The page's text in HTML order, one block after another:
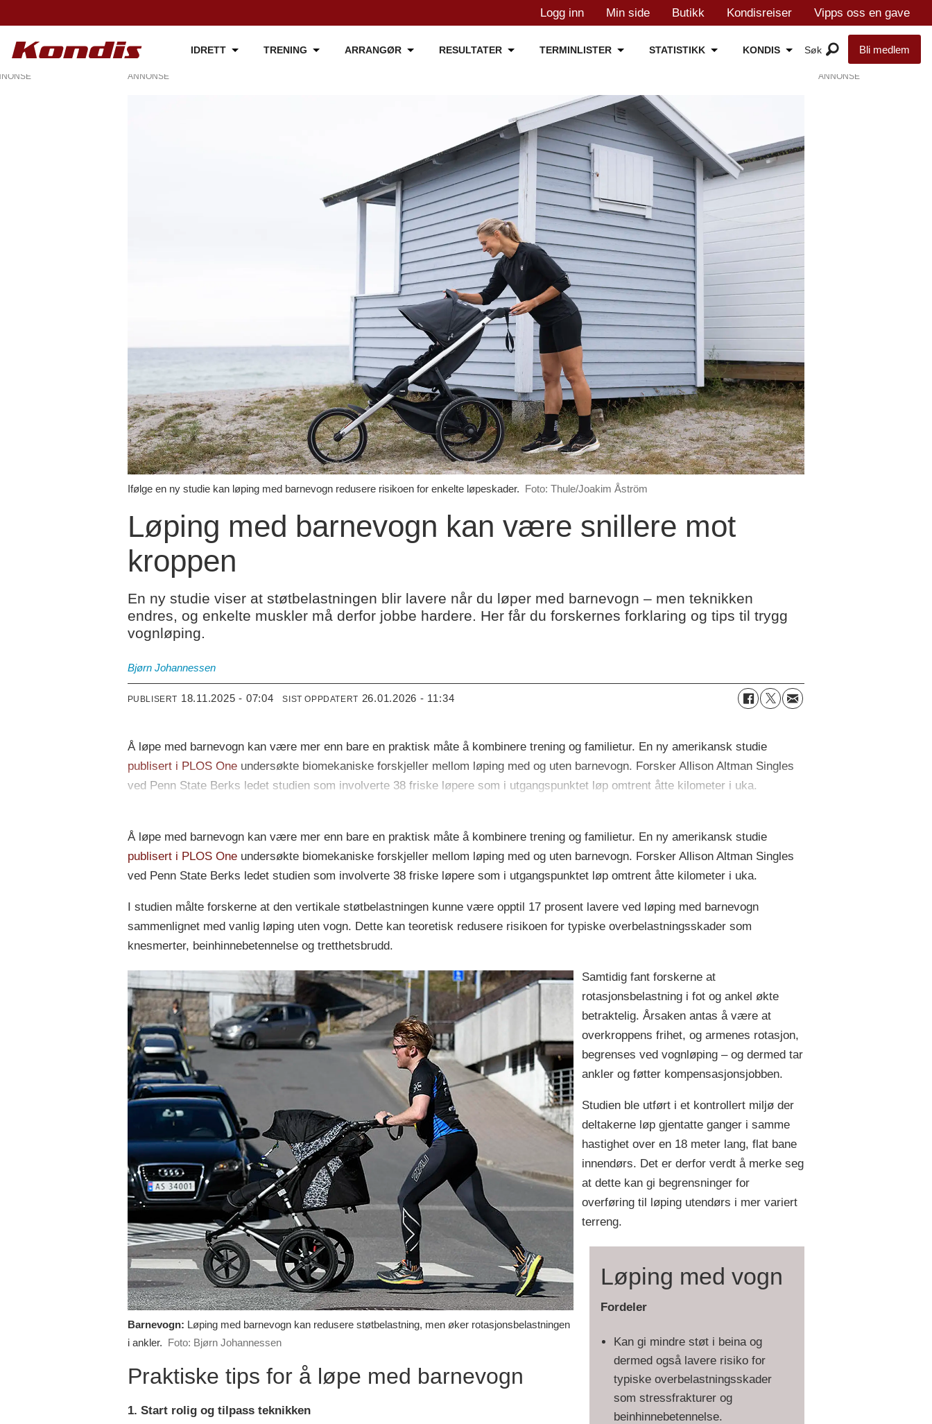
Logg inn Min side Butikk Kondisreiser Vipps oss en gave
IDRETT TRENING ARRANGØR RESULTATER TERMINLISTER STATISTIKK KONDIS Bli medlem
ANNONSE
Ifølge en ny studie kan løping med barnevogn redusere risikoen for enkelte løpeskader. Foto: Thule/Joakim Åström
Løping med barnevogn kan være snillere mot
kroppen
En ny studie viser at støtbelastningen blir lavere når du løper med barnevogn – men teknikken
endres, og enkelte muskler må derfor jobbe hardere. Her får du forskernes forklaring og tips til trygg
vognløping.
Bjørn Johannessen
PUBLISERT 18.11.2025 - 07:04 SIST OPPDATERT 26.01.2026 - 11:34
Å løpe med barnevogn kan være mer enn bare en praktisk måte å kombinere trening og familietur. En ny amerikansk studie
publisert i PLOS Oneundersøkte biomekaniske forskjeller mellom løping med og uten barnevogn. Forsker Allison Altman Singles
ved Penn State Berks ledet studien som involverte 38 friske løpere som i utgangspunktet løp omtrent åtte kilometer i uka.
Å løpe med barnevogn kan være mer enn bare en praktisk måte å kombinere trening og familietur. En ny amerikansk studie
publisert i PLOS Oneundersøkte biomekaniske forskjeller mellom løping med og uten barnevogn. Forsker Allison Altman Singles
ved Penn State Berks ledet studien som involverte 38 friske løpere som i utgangspunktet løp omtrent åtte kilometer i uka.
I studien målte forskerne at den vertikale støtbelastningen kunne være opptil 17 prosent lavere ved løping med barnevogn
sammenlignet med vanlig løping uten vogn. Dette kan teoretisk redusere risikoen for typiske overbelastningsskader som
knesmerter, beinhinnebetennelse og tretthetsbrudd.
Barnevogn: Løping med barnevogn kan redusere støtbelastning, men øker rotasjonsbelastningen
i ankler. Foto: Bjørn Johannessen
Samtidig fant forskerne at
rotasjonsbelastning i fot og ankel økte
betraktelig. Årsaken antas å være at
overkroppens frihet, og armenes rotasjon,
begrenses ved vognløping – og dermed tar
ankler og føtter kompensasjonsjobben.
Studien ble utført i et kontrollert miljø der
deltakerne løp gjentatte ganger i samme
hastighet over en 18 meter lang, flat bane
innendørs. Det er derfor verdt å merke seg
at dette kan gi begrensninger for
overføring til løping utendørs i mer variert
terreng.
Løping med vogn
Fordeler
Kan gi mindre støt i beina og
dermed også lavere risiko for
typiske overbelastningsskader
som stressfrakturer og
beinhinnebetennelse.
Praktiske tips for å løpe med barnevogn
1. Start rolig og tilpass teknikken
ANNONSE